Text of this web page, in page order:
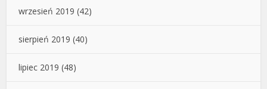
wrzesień 2019 (42)
sierpień 2019 (40)
lipiec 2019 (48)